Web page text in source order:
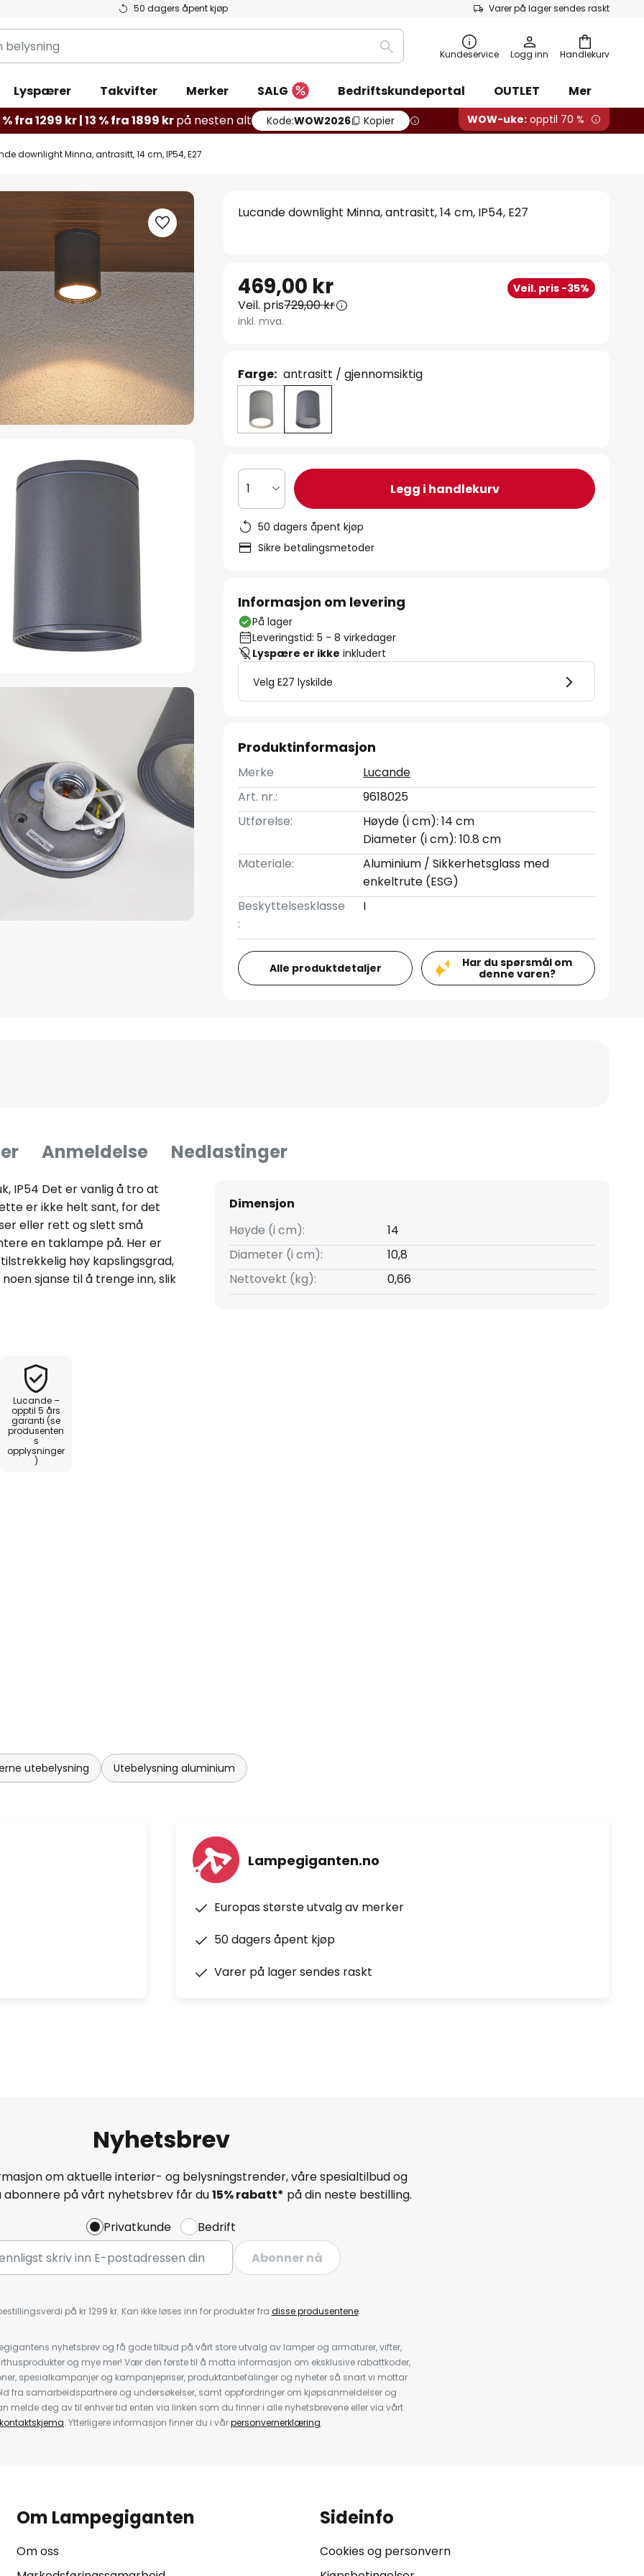
50 dagers åpent kjøp Varer på lager sendes raskt
Handlekurv
Søk Kundeservice Logg inn
Lyspærer Takvifter Merker SALG Bedriftskundeportal OUTLET
Mer
fra 1299 kr | 13 % fra 1899 krpå nesten alt Kode:WOW2026 Kopier WOW-uke: opptil 70 %
downlight Minna, antrasitt, 14 cm, IP54, E27
Lucande downlight Minna, antrasitt, 14 cm, IP54, E27
469,00 kr Veil. pris -35%
Veil. pris729,00 kr
inkl. mva.
Farge: antrasitt / gjennomsiktig
1 Legg i handlekurv
50 dagers åpent kjøp
Sikre betalingsmetoder
Informasjon om levering
På lager
Leveringstid: 5 - 8 virkedager
Lyspære er ikke inkludert
Velg E27 lyskilde
Produktinformasjon
Merke
Lucande
Art. nr.:
9618025
Utførelse:
Høyde (i cm): 14 cm
Diameter (i cm): 10.8 cm
Materiale:
Aluminium / Sikkerhetsglass med
enkeltrute (ESG)
Beskyttelsesklasse
:
I
Alle produktdetaljer
Har du spørsmål om
denne varen?
Anmeldelse Nedlastinger
IP54 Det er vanlig å tro at
er ikke helt sant, for det
eller rett og slett små
en taklampe på. Her er
høy kapslingsgrad,
sjanse til å trenge inn, slik
på Minna downlight er
Lucande –
opptil 5 års
garanti (se
produsenten
s
opplysninger
)
Dimensjon
Høyde (i cm):
14
Diameter (i cm):
10,8
Nettovekt (kg):
0,66
utebelysning Utebelysning aluminium
Lampegiganten.no
Europas største utvalg av merker
50 dagers åpent kjøp
Varer på lager sendes raskt
Nyhetsbrev
om aktuelle interiør- og belysningstrender, våre spesialtilbud og
abonnere på vårt nyhetsbrev får du15% rabatt* på din neste bestilling.
Privatkunde
Bedrift
Abonner nå
på kr 1299 kr. Kan ikke løses inn for produkter fra disse produsentene.
nyhetsbrev og få gode tilbud på vårt store utvalg av lamper og armaturer, vifter,
og mye mer! Vær den første til å motta informasjon om eksklusive rabattkoder,
spesialkampanjer og kampanjepriser, produktanbefalinger og nyheter så snart vi mottar
fra samarbeidspartnere og undersøkelser, samt oppfordringer om kjøpsanmeldelser og
melde deg av til enhver tid enten via linken som du finner i alle nyhetsbrevene eller via vårt
kontaktskjema. Ytterligere informasjon finner du i vårpersonvernerklæring.
Om Lampegiganten
Om oss
Sideinfo
Cookies og personvern